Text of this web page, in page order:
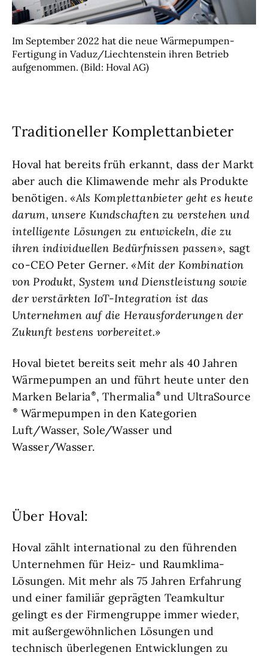
Im September 2022 hat die neue Wärmepumpen-
Fertigung in Vaduz/Liechtenstein ihren Betrieb
aufgenommen. (Bild: Hoval AG)
Traditioneller Komplettanbieter
Hoval hat bereits früh erkannt, dass der Markt
aber auch die Klimawende mehr als Produkte
benötigen.«Als Komplettanbieter geht es heute
darum, unsere Kundschaften zu verstehen und
intelligente Lösungen zu entwickeln, die zu
ihren individuellen Bedürfnissen passen», sagt
co-CEO Peter Gerner.«Mit der Kombination
von Produkt, System und Dienstleistung sowie
der verstärkten IoT-Integration ist das
Unternehmen auf die Herausforderungen der
Zukunft bestens vorbereitet.»
Hoval bietet bereits seit mehr als 40 Jahren
Wärmepumpen an und führt heute unter den
Marken Belaria , Thermalia
und UltraSource
Wärmepumpen in den Kategorien
Luft/Wasser, Sole/Wasser und
Wasser/Wasser.
Über Hoval:
Hoval zählt international zu den führenden
Unternehmen für Heiz- und Raumklima-
Lösungen. Mit mehr als 75 Jahren Erfahrung
und einer familiär geprägten Teamkultur
gelingt es der Firmengruppe immer wieder,
mit außergewöhnlichen Lösungen und
technisch überlegenen Entwicklungen zu